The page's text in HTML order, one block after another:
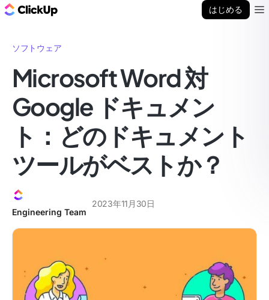
はじめる
ソフトウェア
Microsoft Word 対
Google ドキュメン
ト：どのドキュメント
ツールがベストか？
Engineering Team
2023年11月30日